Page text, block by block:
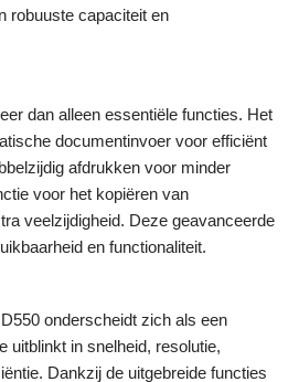
robuuste capaciteit en
dan alleen essentiële functies. Het
documentinvoer voor efficiënt
afdrukken voor minder
voor het kopiëren van
veelzijdigheid. Deze geavanceerde
en functionaliteit.
onderscheidt zich als een
uitblinkt in snelheid, resolutie,
Dankzij de uitgebreide functies